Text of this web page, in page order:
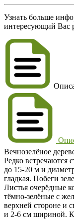
Узнать больше
интересующий Вас
Вечнозелёное
Редко встречаются
до 15-20 м и
гладкая. Побеги
Листья очерёдные
тёмно-зелёные с
верхней стороне и
и 2-6 см шириной.